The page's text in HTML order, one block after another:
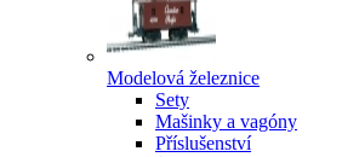
Modelová železnice
Sety
Mašinky a vagóny
Příslušenství